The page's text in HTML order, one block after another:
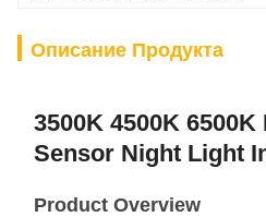
Описание Продукта
3500K 4500K
Sensor Night Light
Product Overview